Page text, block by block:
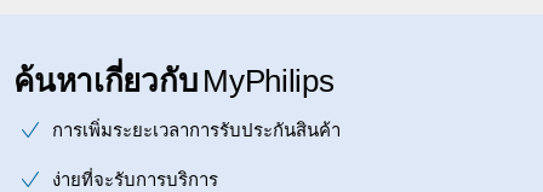
ค้นหาเกี่ยวกับ MyPhilips
การเพิ่มระยะเวลาการรับประกันสินค้า
ง่ายที่จะรับการบริการ